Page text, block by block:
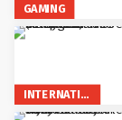
GAMING
INTERNATIONAL